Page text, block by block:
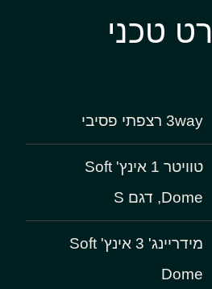
טכני
3way רצפתי פסיבי
טוויטר 1 אינץ' Soft
Dome, דגם S
מידריינג' 3 אינץ' Soft
Dome